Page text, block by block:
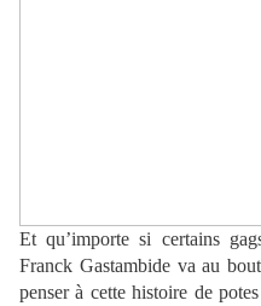
Et qu’importe si certains
Franck Gastambide va au
penser à cette histoire de